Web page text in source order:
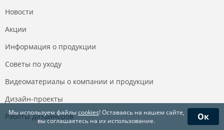
Мы используем файлыcookies! Оставаясь на нашем сайте,
вы соглашаетесь на их использование.
Ок
Новости
Акции
Информация о продукции
Советы по уходу
Видеоматериалы о компании и продукции
Дизайн-проекты
Работы дизайнеров